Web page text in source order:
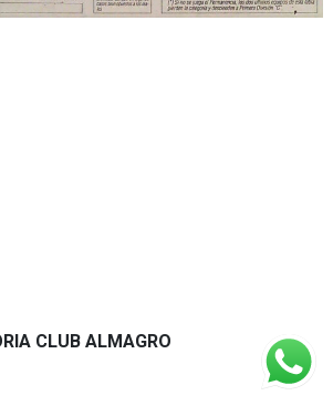
CLUB ALMAGRO